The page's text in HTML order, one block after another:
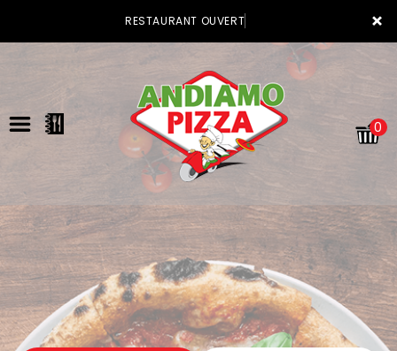
×
RESTAURANT OUVERT
ACCUEIL
LA CARTE
VOTRE COMPTE
0